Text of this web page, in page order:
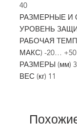
40
РАЗМЕРНЫЕ
УРОВЕНЬ
РАБОЧАЯ
МАКС) -20… +50
РАЗМЕРЫ (мм)
ВЕС (кг) 11